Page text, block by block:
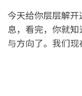
今天给你层层解
息，看完，你就
与方向了。我们现